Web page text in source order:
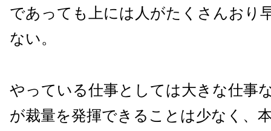
であっても上には人がたくさんおり
ない。
やっている仕事としては大きな仕事
が裁量を発揮できることは少なく、